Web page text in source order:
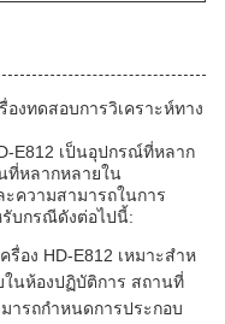
งทดสอบการวิเคราะห์ทาง
E812 เป็นอุปกรณ์ที่หลาก
ที่หลากหลายใน
ความสามารถในการ
บกรณีดังต่อไปนี้:
รื่อง HD-E812 เหมาะสําห
ในห้องปฏิบัติการ สถานที่
ารถกําหนดการประกอบ